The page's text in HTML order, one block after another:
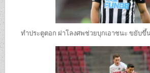
ทำประตูตอก ฝาโลงศพช่วยบุกเอาชนะ ขยับขึ้